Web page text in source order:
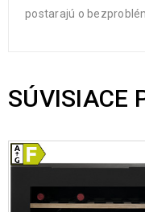
postarajú o
SÚVISIACE